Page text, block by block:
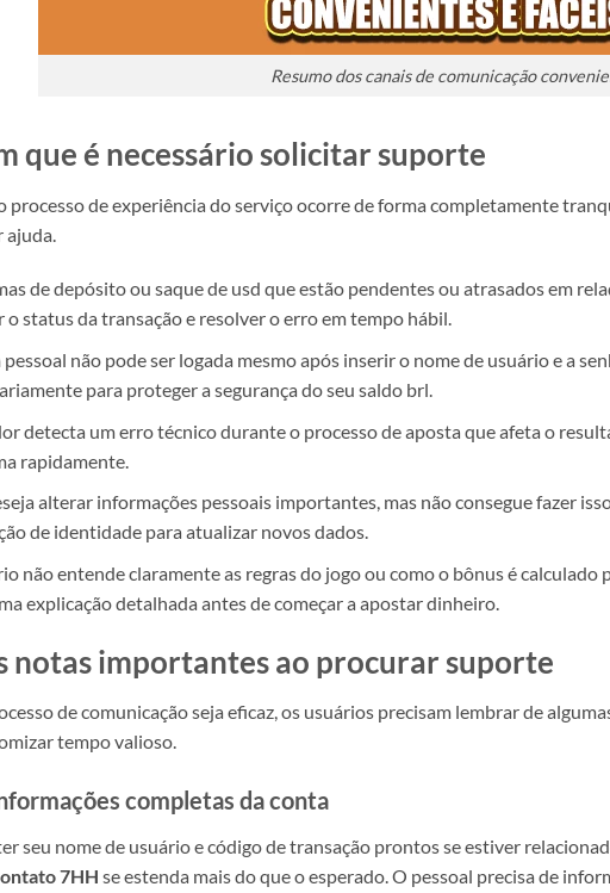
Resumo dos canais de comunicação
que é necessário solicitar suporte
processo de experiência do serviço ocorre de forma completamente
de depósito ou saque de usd que estão pendentes ou atrasados em
o status da transação e resolver o erro em tempo hábil.
não pode ser logada mesmo após inserir o nome de usuário e a
para proteger a segurança do seu saldo brl.
detecta um erro técnico durante o processo de aposta que afeta o
rapidamente.
alterar informações pessoais importantes, mas não consegue fazer
de identidade para atualizar novos dados.
não entende claramente as regras do jogo ou como o bônus é calculado
explicação detalhada antes de começar a apostar dinheiro.
notas importantes ao procurar suporte
de comunicação seja eficaz, os usuários precisam lembrar de
tempo valioso.
completas da conta
seu nome de usuário e código de transação prontos se estiver
7HH se estenda mais do que o esperado. O pessoal precisa de